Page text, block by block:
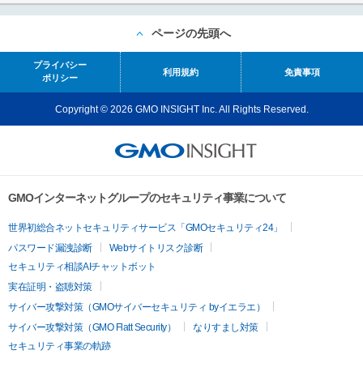
ページの先頭へ
プライバシー
ポリシー
利用規約 免責事項
Copyright © 2026 GMO INSIGHT Inc. All Rights Reserved.
GMOインターネットグループのセキュリティ事業について
世界初総合ネットセキュリティサービス「GMOセキュリティ24」
パスワード漏洩診断
Webサイトリスク診断
セキュリティ相談AIチャットボット
実在証明・盗聴対策
サイバー攻撃対策（GMOサイバーセキュリティ byイエラエ）
サイバー攻撃対策（GMO Flatt Security）
なりすまし対策
セキュリティ事業の軌跡